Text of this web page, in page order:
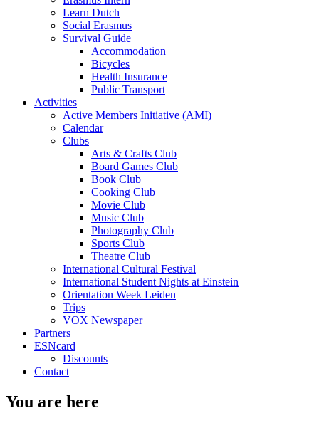
Learn Dutch
Social Erasmus
Survival Guide
Accommodation
Bicycles
Health Insurance
Public Transport
Activities
Active Members Initiative (AMI)
Calendar
Clubs
Arts & Crafts Club
Board Games Club
Book Club
Cooking Club
Movie Club
Music Club
Photography Club
Sports Club
Theatre Club
International Cultural Festival
International Student Nights at Einstein
Orientation Week Leiden
Trips
VOX Newspaper
Partners
ESNcard
Discounts
Contact
You are here